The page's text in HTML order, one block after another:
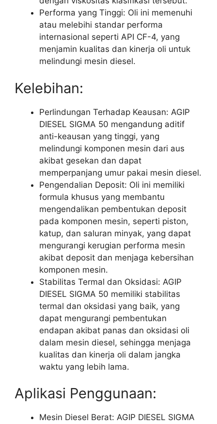
Performa yang Tinggi: Oli ini memenuhi
atau melebihi standar performa
internasional seperti API CF-4, yang
menjamin kualitas dan kinerja oli untuk
melindungi mesin diesel.
Kelebihan:
Perlindungan Terhadap Keausan: AGIP
DIESEL SIGMA 50 mengandung aditif
anti-keausan yang tinggi, yang
melindungi komponen mesin dari aus
akibat gesekan dan dapat
memperpanjang umur pakai mesin diesel.
Pengendalian Deposit: Oli ini memiliki
formula khusus yang membantu
mengendalikan pembentukan deposit
pada komponen mesin, seperti piston,
katup, dan saluran minyak, yang dapat
mengurangi kerugian performa mesin
akibat deposit dan menjaga kebersihan
komponen mesin.
Stabilitas Termal dan Oksidasi: AGIP
DIESEL SIGMA 50 memiliki stabilitas
termal dan oksidasi yang baik, yang
dapat mengurangi pembentukan
endapan akibat panas dan oksidasi oli
dalam mesin diesel, sehingga menjaga
kualitas dan kinerja oli dalam jangka
waktu yang lebih lama.
Aplikasi Penggunaan:
Mesin Diesel Berat: AGIP DIESEL SIGMA